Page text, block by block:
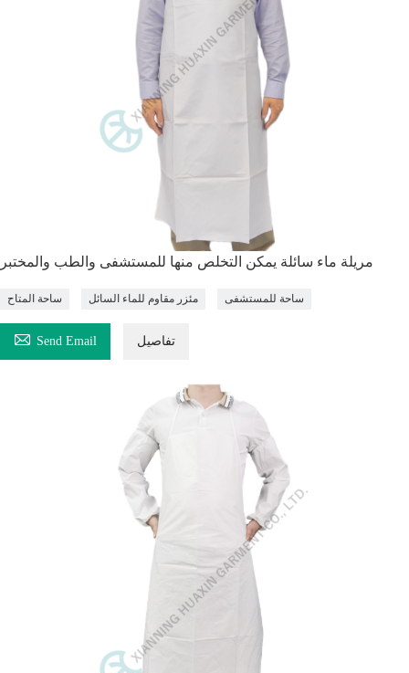
مريلة ماء سائلة يمكن التخلص منها للمستشفى والطب والمختبر
ساحة المتاح مئزر مقاوم للماء السائل ساحة للمستشفى
 Send Email تفاصيل